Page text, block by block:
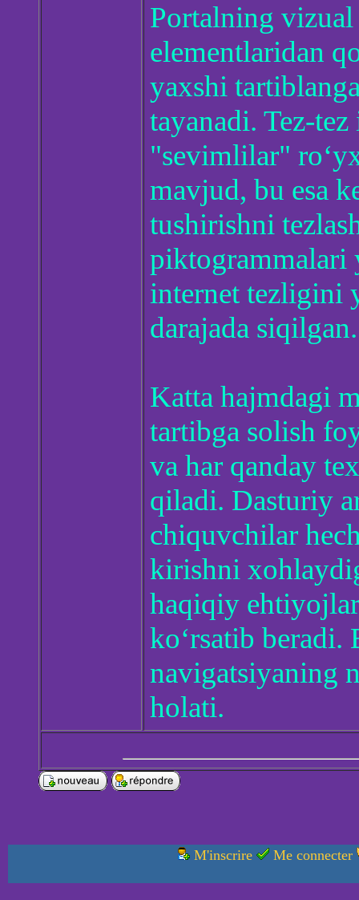
Portalning
elementlaridan
yaxshi
tayanadi. Tez-
"sevimlilar"
mavjud, bu esa
tushirishni
piktogrammalari
internet tezligini
darajada siqilgan.
Katta hajmdagi
tartibga solish
va har qanday
qiladi. Dasturiy
chiquvchilar
kirishni
haqiqiy
ko‘rsatib
navigatsiyaning
holati.
M'inscrire Me connecter